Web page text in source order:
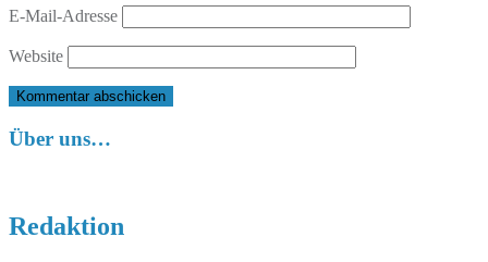
E-Mail-Adresse
Website
Über uns…
Redaktion